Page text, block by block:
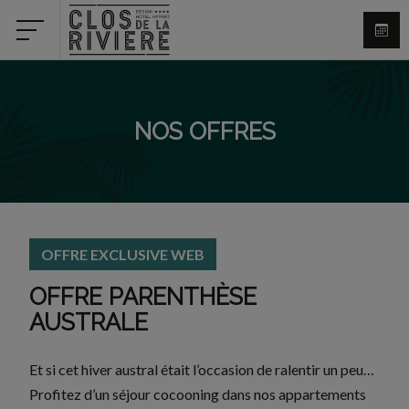
NOS OFFRES
OFFRE EXCLUSIVE WEB
OFFRE PARENTHÈSE
AUSTRALE
Et si cet hiver austral était l’occasion de ralentir un peu…
Profitez d’un séjour cocooning dans nos appartements